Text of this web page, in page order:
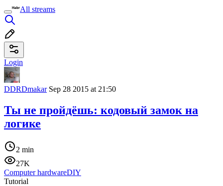
All streams
Login
DDRDmakarSep 28 2015 at 21:50
Ты не пройдёшь: кодовый замок на
логике
2 min
27K
Computer hardwareDIY
Tutorial